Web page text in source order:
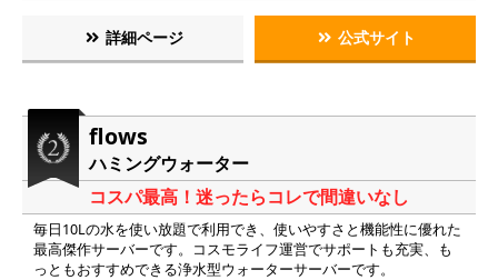
詳細ページ 公式サイト
flows
ハミングウォーター
コスパ最高！迷ったらコレで間違いなし
毎日10Lの水を使い放題で利用でき、使いやすさと機能性に優れた
最高傑作サーバーです。コスモライフ運営でサポートも充実、も
っともおすすめできる浄水型ウォーターサーバーです。